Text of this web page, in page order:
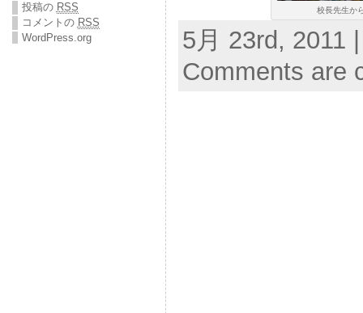
投稿の RSS
コメントの RSS
WordPress.org
校長先生か
5月 23rd, 2011
Comments are